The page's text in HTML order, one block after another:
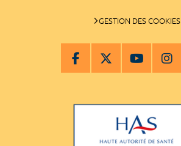
GESTION DES COOKIES